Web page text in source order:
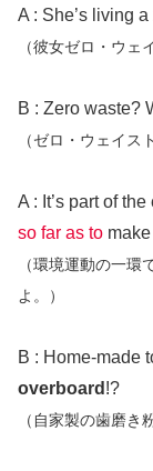
A : She’s living
（彼女ゼロ・ウェ
B : Zero waste?
（ゼロ・ウェイス
A : It’s part of
so far as to
（環境運動の一
よ。）
B : Home-made
overboard !?
（自家製の歯磨き